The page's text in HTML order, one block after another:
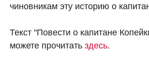
чиновникам эту историю о
Текст "Повести о капитане
можете прочитать здесь.